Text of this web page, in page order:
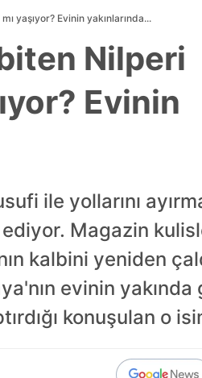
yaşıyor? Evinin yakınlarında...
Nilperi
Evinin
ile yollarını
Magazin
kalbini yeniden
evinin yakında
konuşulan o